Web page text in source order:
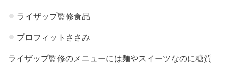
ライザップ監修食品
プロフィットささみ
ライザップ監修のメニューには麺やスイーツなのに糖質